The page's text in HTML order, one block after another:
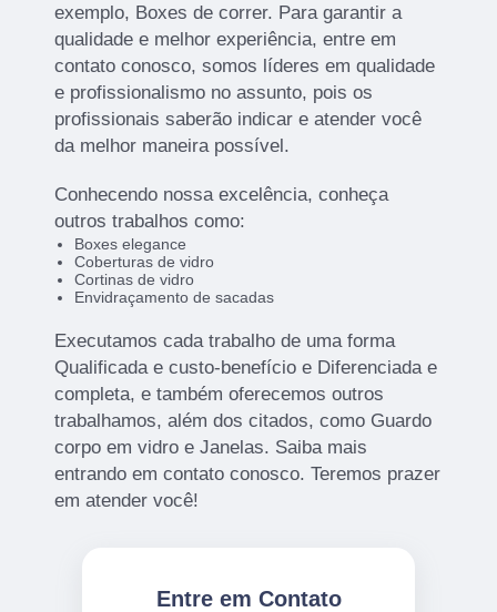
exemplo, Boxes de correr. Para garantir a
qualidade e melhor experiência, entre em
contato conosco, somos líderes em qualidade
e profissionalismo no assunto, pois os
profissionais saberão indicar e atender você
da melhor maneira possível.
Conhecendo nossa excelência, conheça
outros trabalhos como:
Boxes elegance
Coberturas de vidro
Cortinas de vidro
Envidraçamento de sacadas
Executamos cada trabalho de uma forma
Qualificada e custo-benefício e Diferenciada e
completa, e também oferecemos outros
trabalhamos, além dos citados, como Guardo
corpo em vidro e Janelas. Saiba mais
entrando em contato conosco. Teremos prazer
em atender você!
Entre em Contato